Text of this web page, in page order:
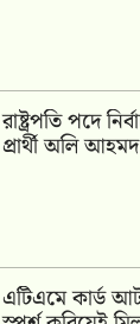
রাষ্ট্রপতি পদে
প্রার্থী অলি আহমদ
এটিএমে কার্ড